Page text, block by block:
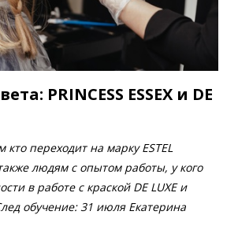
PRINCESS ESSEX и DE
кто переходит на марку ESTEL
также людям с опытом работы, у кого
в работе с краской DE LUXE и
След обучение: 31 июля Екатерина